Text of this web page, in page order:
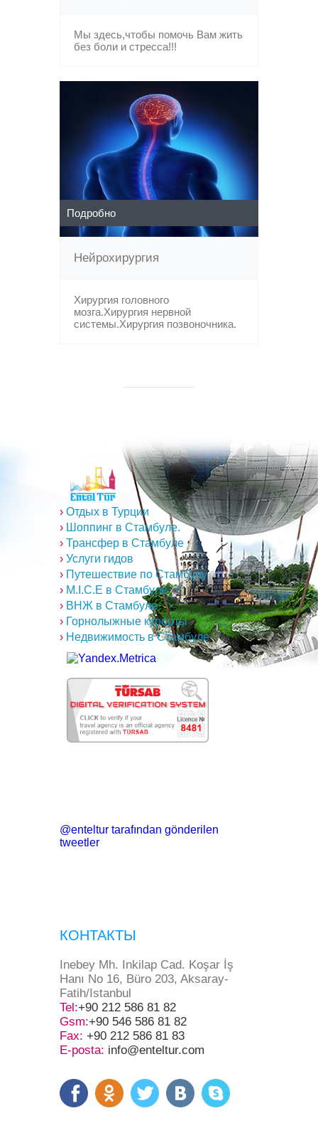
Мы здесь,чтобы помочь Вам жить
без боли и стресса!!!
Подробно
Нейрохирургия
Хирургия головного
мозга.Хирургия нервной
системы.Хирургия позвоночника.
› Отдых в Турции
› Шоппинг в Стамбуле.
› Трансфер в Стамбуле
› Услуги гидов
› Путешествие по Стамбулу
› M.I.C.E в Стамбуле
› ВНЖ в Стамбуле
› Горнолыжные курорты
› Недвижимость в Стамбуле
@enteltur tarafından gönderilen
tweetler
КОНТАКТЫ
Inebey Mh. Inkilap Cad. Koşar İş
Hanı No 16, Büro 203, Aksaray-
Fatih/Istanbul
Tel:+90 212 586 81 82
Gsm:+90 546 586 81 82
Fax: +90 212 586 81 83
E-posta: info@enteltur.com